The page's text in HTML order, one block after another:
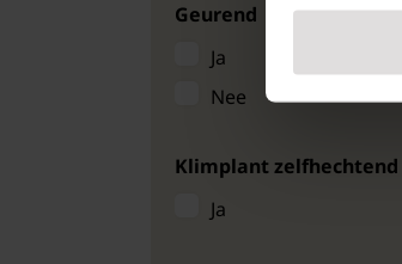
Geurend
Ja
Nee
Klimplant zelfhechtend
Ja